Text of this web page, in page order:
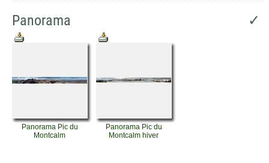
Panorama ✓
Panorama Pic du
Montcalm
Panorama Pic du
Montcalm hiver